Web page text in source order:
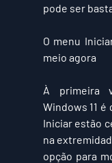
pode ser
O menu
meio agora
À primeira
Windows 11
Iniciar estão
na
opção para